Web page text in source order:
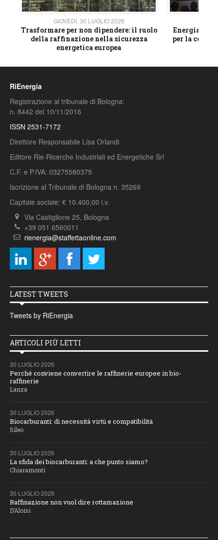
GIOVEDÌ, 30 LUGLIO 2026
Trasformare per non dipendere: il ruolo
della raffinazione nella sicurezza
energetica europea
Energia e
per la
RiEnergia
Registrazione al tribunale di Bologna:
n. 8442 del 10/11/2016
ISSN 2531-7172
Direttore Responsabile Lisa Orlandi
Editore Rie-Ricerche Industriali ed Energetiche Srl
C.F. e P.IVA: 03275580375
Iscrizione al Tribunale di Bologna n. 35269
Capitale sociale: € 10.400,00 i.v.
Via Castiglione 25, Bologna
+39 051 6560011
rienergia@staffettaonline.com
LATEST TWEETS
Tweets by RiEnergia
ARTICOLI PIÙ LETTI
30 LUGLIO 2026
Perché conviene convertire le raffinerie europee in bio-
raffinerie
Lanza
30 LUGLIO 2026
Biocarburanti: di necessità virtù e compatibilità
Sileo
30 LUGLIO 2026
La sfida dei biocarburanti: a che punto siamo?
Chiaramonti
30 LUGLIO 2026
Raffinazione non vuol dire rottamazione
D’Aloisi